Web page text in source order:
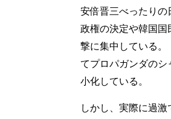
安倍晋三べったりの
政権の決定や韓国国
撃に集中している。
てプロパガンダのシ
小化している。
しかし、実際に過